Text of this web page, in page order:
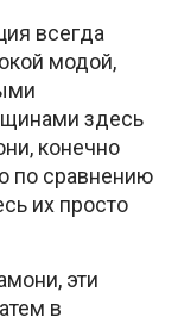
всегда
модой,
здесь
конечно
по сравнению
их просто
эти
в